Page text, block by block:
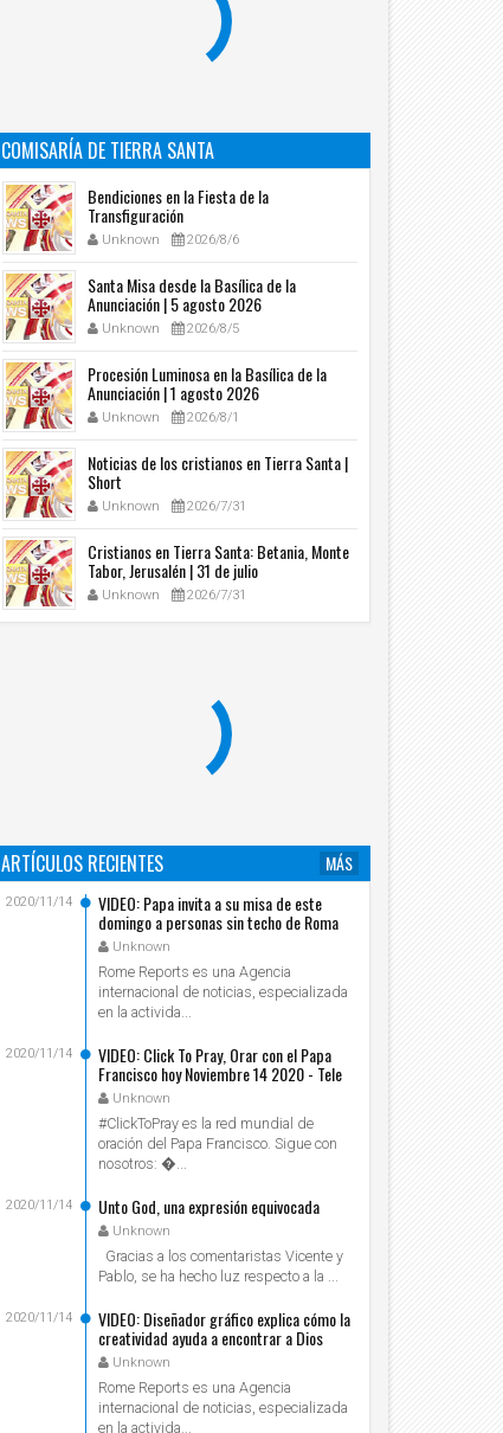
COMISARÍA DE TIERRA SANTA
Bendiciones en la Fiesta de la
Transfiguración
Unknown 2026/8/6
Santa Misa desde la Basílica de la
Anunciación | 5 agosto 2026
Unknown 2026/8/5
Procesión Luminosa en la Basílica de la
Anunciación | 1 agosto 2026
Unknown 2026/8/1
Noticias de los cristianos en Tierra Santa |
Short
Unknown 2026/7/31
Cristianos en Tierra Santa: Betania, Monte
Tabor, Jerusalén | 31 de julio
Unknown 2026/7/31
ARTÍCULOS RECIENTES
MÁS
VIDEO: Papa invita a su misa de este
domingo a personas sin techo de Roma
Unknown
2020/11/14
Rome Reports es una Agencia
internacional de noticias, especializada
en la activida...
VIDEO: Click To Pray, Orar con el Papa
Francisco hoy Noviembre 14 2020 - Tele
VIDUnknown
2020/11/14
#ClickToPray es la red mundial de
oración del Papa Francisco. Sigue con
nosotros: ...
Unto God, una expresión equivocada
Unknown
2020/11/14
Gracias a los comentaristas Vicente y
Pablo, se ha hecho luz respecto a la ...
VIDEO: Diseñador gráfico explica cómo la
creatividad ayuda a encontrar a Dios
Unknown
2020/11/14
Rome Reports es una Agencia
internacional de noticias, especializada
en la activida...